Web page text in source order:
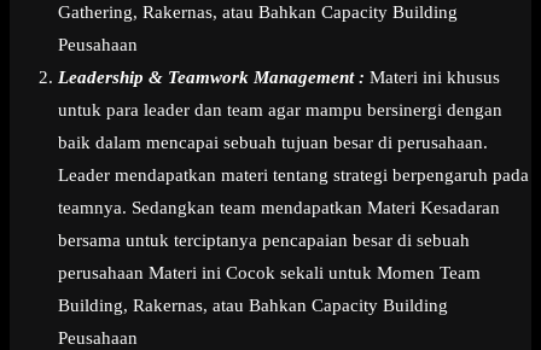
Gathering, Rakernas, atau Bahkan Capacity Building
Peusahaan
Leadership & Teamwork Management : Materi ini khusus
untuk para leader dan team agar mampu bersinergi dengan
baik dalam mencapai sebuah tujuan besar di perusahaan.
Leader mendapatkan materi tentang strategi berpengaruh pada
teamnya. Sedangkan team mendapatkan Materi Kesadaran
bersama untuk terciptanya pencapaian besar di sebuah
perusahaan Materi ini Cocok sekali untuk Momen Team
Building, Rakernas, atau Bahkan Capacity Building
Peusahaan